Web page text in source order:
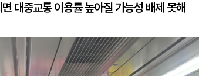
대중교통 이용률 높아질 가능성 배제 못해